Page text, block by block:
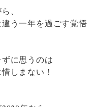
、
う一年を過ごす覚悟
に思うのは
しまない！